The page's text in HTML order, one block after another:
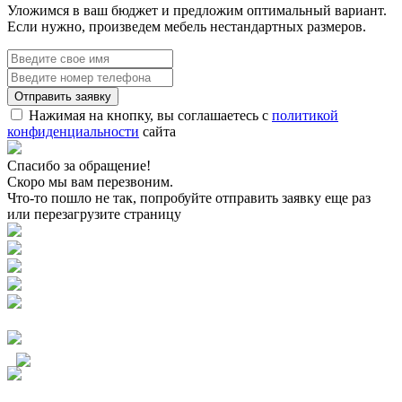
Уложимся в ваш бюджет и предложим оптимальный вариант.
Если нужно, произведем мебель нестандартных размеров.
Нажимая на кнопку, вы соглашаетесь с политикой
конфиденциальности сайта
Спасибо за обращение!
Скоро мы вам перезвоним.
Что-то пошло не так, попробуйте отправить заявку еще раз
или перезагрузите страницу